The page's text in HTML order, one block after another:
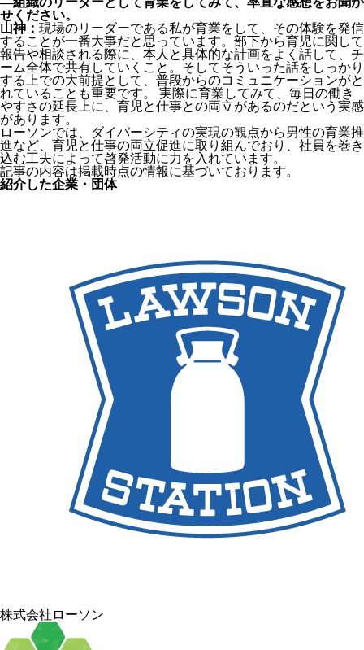
せください。
山神： 現場のリーダーである私が育業をして、その体験を発信
することが一番大事だと思っています。部下から育児に関して
報告や相談される際に、本人と具体的な計画をよく話して、チ
ーム全体で共有していくこと。そしてそういった話をしっかり
する上での大前提として、普段からのコミュニケーションがと
れていることも重要です。 実際に育業してみて、毎日の働き
やすさの延長上に、育児と仕事との両立があるのだという実感
があります。
ローソンでは、ダイバーシティの実現の観点から男性の育業推
進など、育児と仕事の両立促進に取り組んでおり、社員を巻き
込む工夫によって啓発活動に力を入れています。
記事の内容は掲載時点の情報に基づいております。
紹介した企業・団体
株式会社ローソン